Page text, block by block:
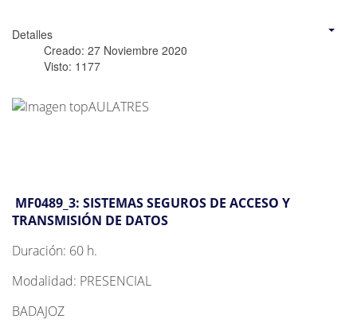
Detalles
Creado: 27 Noviembre 2020
Visto: 1177
MF0489_3: SISTEMAS SEGUROS DE ACCESO Y
TRANSMISIÓN DE DATOS
Duración: 60 h.
Modalidad: PRESENCIAL
BADAJOZ